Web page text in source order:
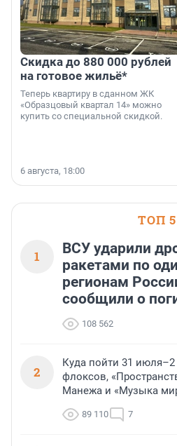
Скидка до 880 000 рублей
на готовое жильё*
Теперь квартиру в сданном ЖК
«Образцовый квартал 14» можно
купить со специальной скидкой.
6 августа, 18:00
ТОП 5
1
ВСУ ударили
ракетами по
регионам
сообщили о
108 562
2
Куда пойти 31 июля–2
флоксов,
Манежа и «Музыка
89 110 7